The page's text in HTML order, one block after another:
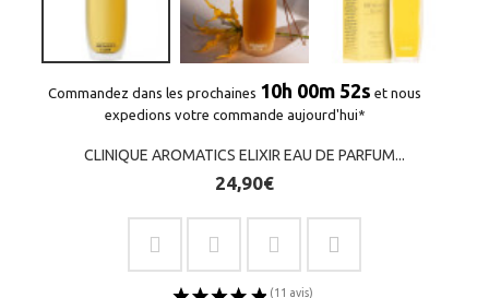
Commandez dans les prochaines 10h 00m 51s et nous
expedions votre commande aujourd'hui*
CLINIQUE AROMATICS ELIXIR EAU DE PARFUM...
24,90€